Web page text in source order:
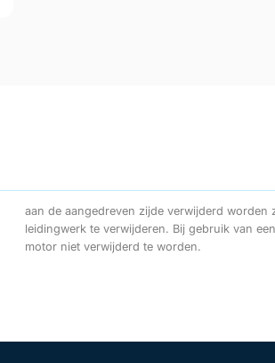
motor niet verwijderd te worden.